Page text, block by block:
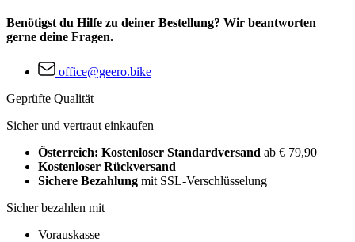
Benötigst du Hilfe zu deiner Bestellung? Wir beantworten
gerne deine Fragen.
office@geero.bike
Geprüfte Qualität
Sicher und vertraut einkaufen
Österreich: Kostenloser Standardversand ab € 79,90
Kostenloser Rückversand
Sichere Bezahlung mit SSL-Verschlüsselung
Sicher bezahlen mit
Vorauskasse